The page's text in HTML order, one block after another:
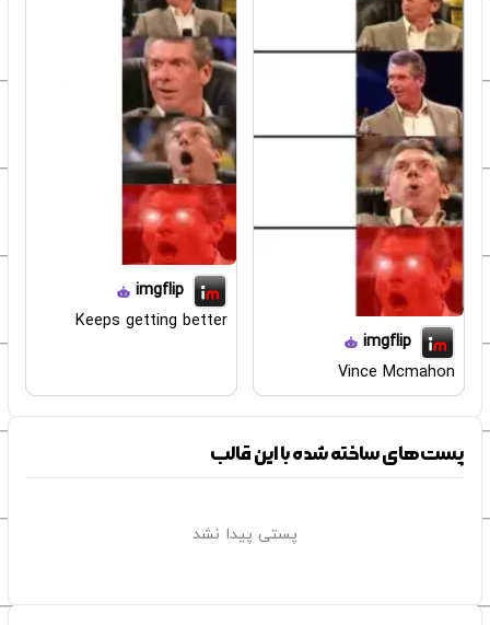
imgflip
Vince Mcmahon
imgflip
Keeps getting better
پست‌های ساخته شده با این قالب
پستی پیدا نشد